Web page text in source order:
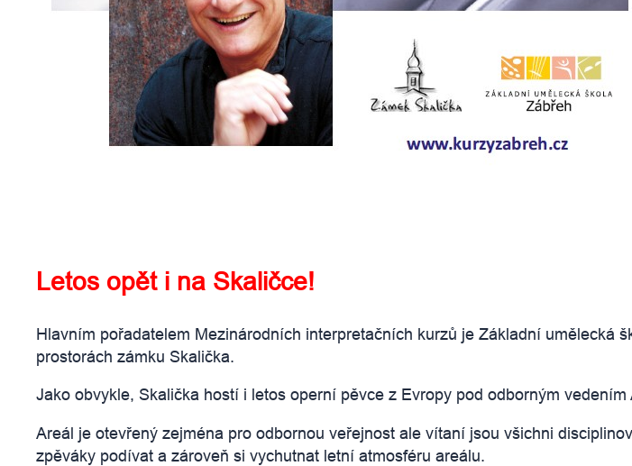
Letos opět i na Skaličce!
Hlavním pořadatelem Mezinárodních interpretačních kurzů je Základní umělecká
prostorách zámku Skalička.
Jako obvykle, Skalička hostí i letos operní pěvce z Evropy pod odborným
Areál je otevřený zejména pro odbornou veřejnost ale vítaní jsou všichni
zpěváky podívat a zároveň si vychutnat letní atmosféru areálu.